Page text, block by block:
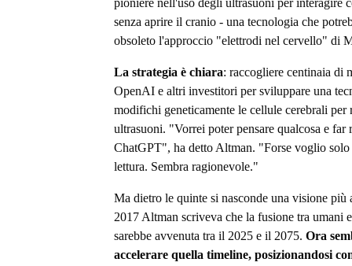
pioniere nell'uso degli ultrasuoni per interagire
senza aprire il cranio - una tecnologia che
obsoleto l'approccio "elettrodi nel cervello" di
La strategia è chiara: raccogliere centinaia di
OpenAI e altri investitori per sviluppare una
modifichi geneticamente le cellule cerebrali per
ultrasuoni. "Vorrei poter pensare qualcosa e far
ChatGPT", ha detto Altman. "Forse voglio solo
lettura. Sembra ragionevole."
Ma dietro le quinte si nasconde una visione più
2017 Altman scriveva che la fusione tra umani
sarebbe avvenuta tra il 2025 e il 2075. Ora
accelerare quella timeline, posizionandosi